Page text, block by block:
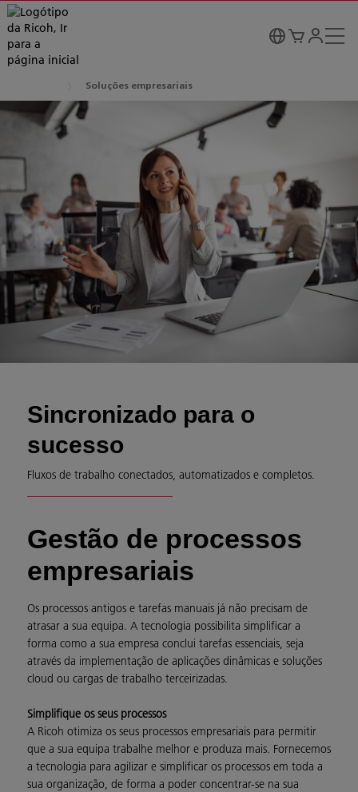
Soluções empresariais
Sincronizado para o
sucesso
Fluxos de trabalho conectados, automatizados e completos.
Gestão de processos
empresariais
Os processos antigos e tarefas manuais já não precisam de
atrasar a sua equipa. A tecnologia possibilita simplificar a
forma como a sua empresa conclui tarefas essenciais, seja
através da implementação de aplicações dinâmicas e soluções
cloud ou cargas de trabalho terceirizadas.
Simplifique os seus processos
A Ricoh otimiza os seus processos empresariais para permitir
que a sua equipa trabalhe melhor e produza mais. Fornecemos
a tecnologia para agilizar e simplificar os processos em toda a
sua organização, de forma a poder concentrar-se na sua